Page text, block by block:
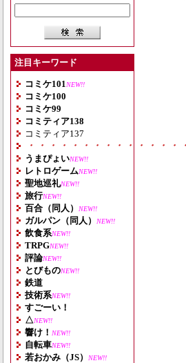
注目キーワード
コミケ101 NEW!!
コミケ100
コミケ99
コミティア138
コミティア137
・・・・・・・・・・・・・・
うまぴょいNEW!!
レトロゲームNEW!!
聖地巡礼NEW!!
旅行NEW!!
百合（同人） NEW!!
ガルパン（同人） NEW!!
飲食系NEW!!
TRPGNEW!!
評論NEW!!
とびものNEW!!
鉄道
技術系NEW!!
すごーい！
△NEW!!
響け！ NEW!!
自転車NEW!!
若おかみ（JS） NEW!!